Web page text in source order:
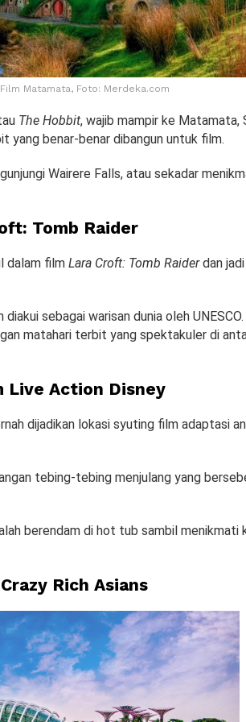
Matamata, Foto: Merdeka.com
The Hobbit, wajib mampir ke Matamata,
yang benar-benar dibangun untuk film.
Wairere Falls, atau sekadar
Tomb Raider
dalam film Lara Croft: Tomb Raiderdan
sebagai warisan dunia oleh
matahari terbit yang spektakuler di
Live Action Disney
dijadikan lokasi syuting film adaptasi
tebing-tebing menjulang yang
berendam di hot tub sambil menikmati
Rich Asians